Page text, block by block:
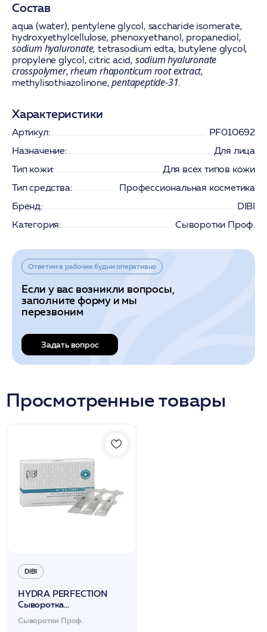
Состав
aqua (water), pentylene glycol, saccharide isomerate,
hydroxyethylcellulose, phenoxyethanol, propanediol,
sodium hyaluronate, tetrasodium edta, butylene glycol,
propylene glycol, citric acid, sodium hyaluronate
crosspolymer,rheum rhaponticum root extract,
methylisothiazolinone,pentapeptide-31.
Характеристики
Артикул:
PF010692
Назначение:
Для лица
Тип кожи:
Для всех типов кожи
Тип средства:
Профессиональная косметика
Бренд:
DIBI
Категория:
Сыворотки Проф.
Ответим в рабочие будни оперативно
Если у вас возникли вопросы,
заполните форму и мы
перезвоним
Задать вопрос
Просмотренные товары
DIBI
HYDRA PERFECTION
Сыворотка
суперувлажняющая с
гиалуроновой кислотой
Сыворотки Проф.